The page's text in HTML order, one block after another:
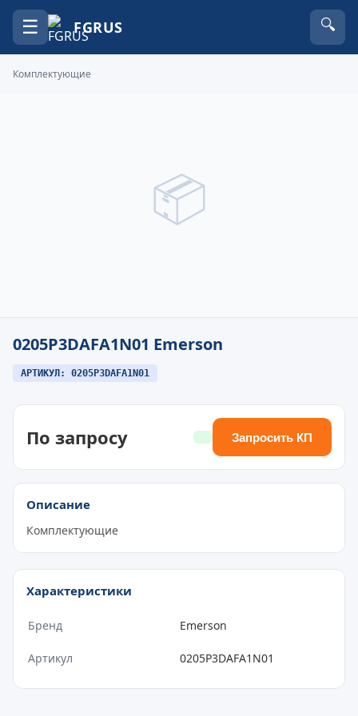
☰ FGRUS 🔍
Комплектующие
📦
0205P3DAFA1N01 Emerson
АРТИКУЛ: 0205P3DAFA1N01
По запросу Запросить КП
Описание
Комплектующие
Характеристики
Бренд Emerson
Артикул 0205P3DAFA1N01